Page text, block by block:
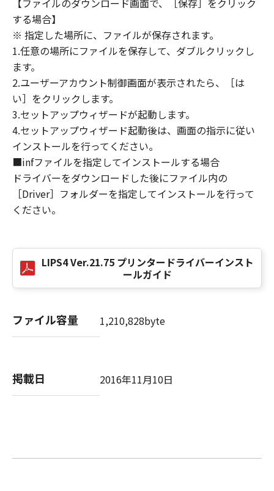
複製物のすべてを廃棄および消去することによ
り、本契約書を終了させることができます。
(3) お客様が本契約書のいずれかの条項に違反
した場合、本契約書は直ちに終了します。
(4) お客様は、上記(3)によって本契約書が終了
した場合、速やかに、「本ソフトウェア」およ
びその複製物のすべてを廃棄または消去するも
のとします。
(5) 上記にかかわらず、本契約書第2条、第4条
から第7条まで、第8条第4項および第10条の規
定は、本契約書の終了後も効力を有します。
９．U.S. GOVERNMENT RESTRICTED RIGHTS
NOTICE
“米国政府エンドユーザー”とは、米国政府の機
用されます：The SOFTWARE is a "commercial
item," as that term is defined at 48 C.F.R.
2.101 (Oct 1995), consisting of "commercial
terms are used in 48 C.F.R. 12.212 (Sept 1995).
Consistent with 48 C.F.R. 12.212 and 48 C.F.R.
the SOFTWARE with only those rights set
forth herein. The manufacturer is Canon
本契約書中で定義される「本ソフトウェア」を
【ファイルのダウンロード画面で、［保存］をクリック
する場合】
※ 指定した場所に、ファイルが保存されます。
1.任意の場所にファイルを保存して、ダブルクリックし
ます。
2.ユーザーアカウント制御画面が表示されたら、［は
い］をクリックします。
3.セットアップウィザードが起動します。
4.セットアップウィザード起動後は、画面の指示に従い
インストールを行ってください。
■infファイルを指定してインストールする場合
ドライバーをダウンロードした後にファイル内の
［Driver］フォルダーを指定してインストールを行って
ください。
LIPS4 Ver.21.75 プリンタードライバーインスト
ールガイド
ファイル容量 1,210,828byte
掲載日 2016年11月10日